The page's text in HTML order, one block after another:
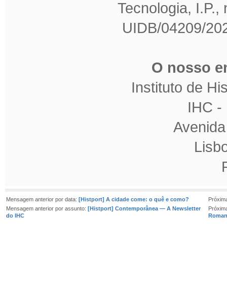
Tecnologia,
UIDB/04209/
O nosso
Instituto de
IHC -
Mensagem anterior por data: [Histport] A cidade come: o quê e como?
Mensagem anterior por assunto: [Histport] Contemporânea — A Newsletter
do IHC